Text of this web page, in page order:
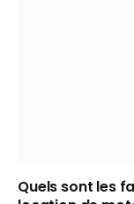
Quels sont les